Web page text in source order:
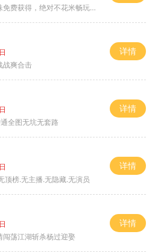
费获得，绝对不花米畅玩所有地图
战爽合击
详情
全图无坑无套路
详情
顶榜.无主播.无隐藏.无演员
详情
闯荡江湖斩杀杨过迎娶
详情